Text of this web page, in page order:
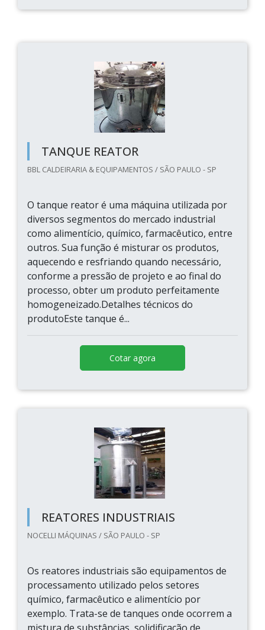
TANQUE REATOR
BBL CALDEIRARIA & EQUIPAMENTOS / SÃO PAULO - SP
O tanque reator é uma máquina utilizada por
diversos segmentos do mercado industrial
como alimentício, químico, farmacêutico, entre
outros. Sua função é misturar os produtos,
aquecendo e resfriando quando necessário,
conforme a pressão de projeto e ao final do
processo, obter um produto perfeitamente
homogeneizado.Detalhes técnicos do
produtoEste tanque é...
Cotar agora
REATORES INDUSTRIAIS
NOCELLI MÁQUINAS / SÃO PAULO - SP
Os reatores industriais são equipamentos de
processamento utilizado pelos setores
químico, farmacêutico e alimentício por
exemplo. Trata-se de tanques onde ocorrem a